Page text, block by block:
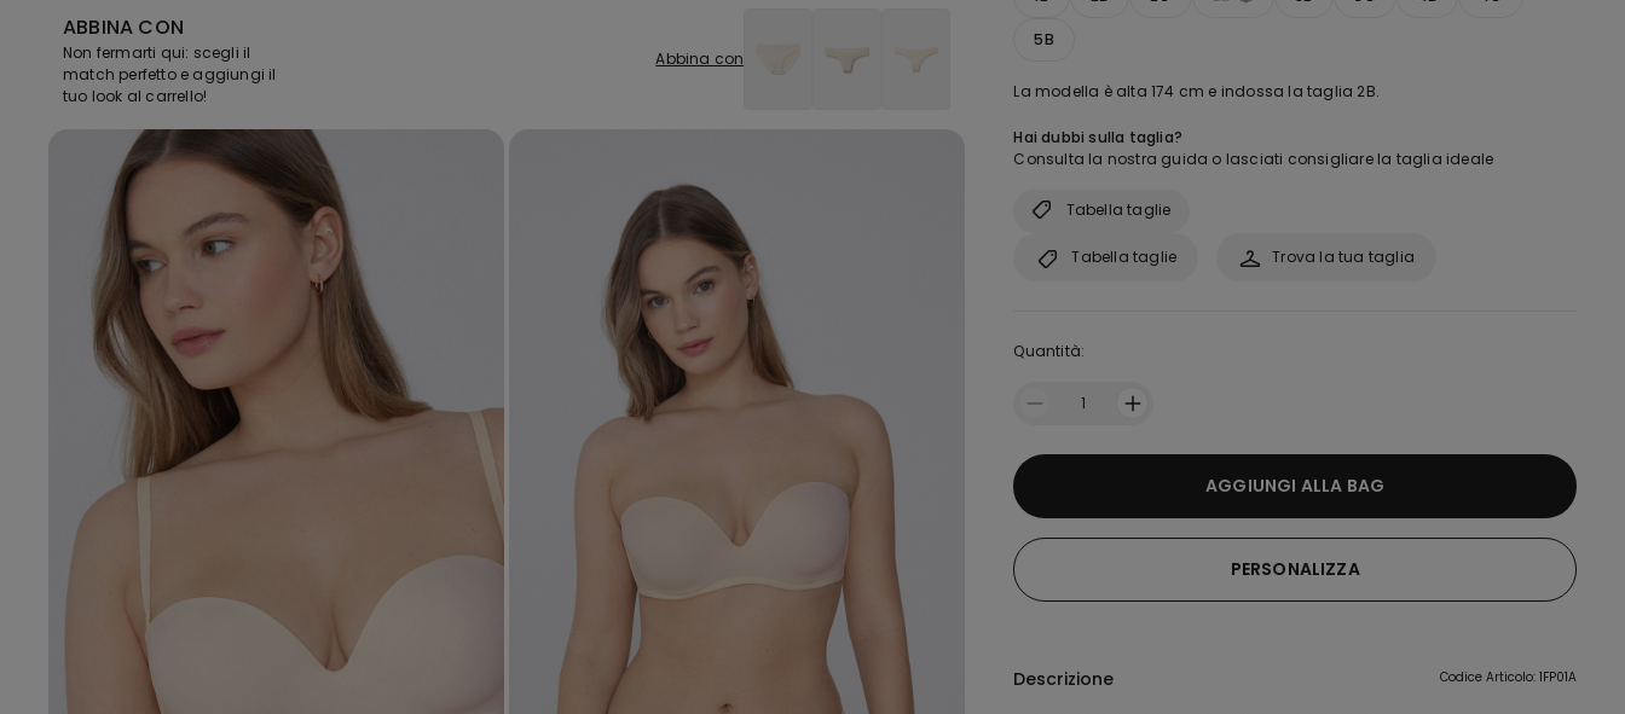
ABBINA CON
Non fermarti qui: scegli il
match perfetto e aggiungi il
tuo look al carrello!
Abbina con
5B
La modella è alta 174 cm e indossa la taglia 2B.
Hai dubbi sulla taglia?
Consulta la nostra guida o lasciati consigliare la taglia ideale
Tabella taglie
Trova la tua taglia
Tabella taglie
Quantità:
1
AGGIUNGI ALLA BAG
PERSONALIZZA
Descrizione Codice Articolo: 1FP01A